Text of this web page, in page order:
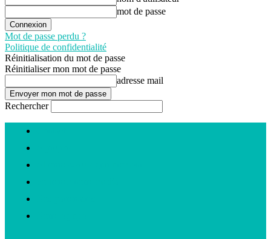
mot de passe
Mot de passe perdu ?
Politique de confidentialité
Réinitialisation du mot de passe
Réinitialiser mon mot de passe
adresse mail
Rechercher